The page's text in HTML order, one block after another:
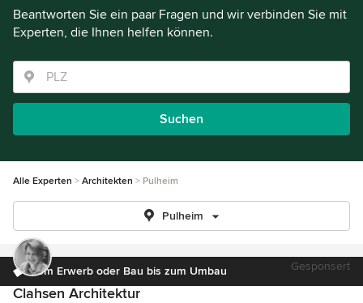
Beantworten Sie ein paar Fragen und wir verbinden Sie mit
Experten, die Ihnen helfen können.
Suchen
Alle Experten Architekten Pulheim
Pulheim
Vom Erwerb oder Bau bis zum Umbau Gesponsert
Clahsen Architektur